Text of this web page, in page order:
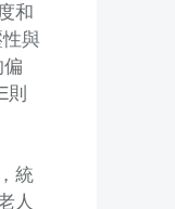
和
與
則
統
人